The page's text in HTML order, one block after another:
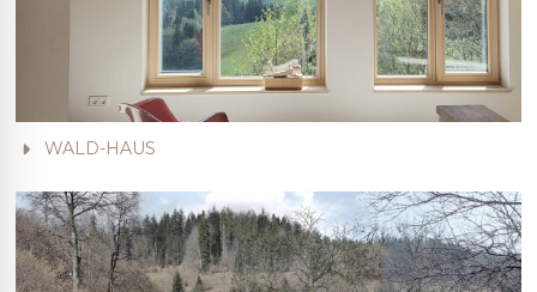
WALD-HAUS